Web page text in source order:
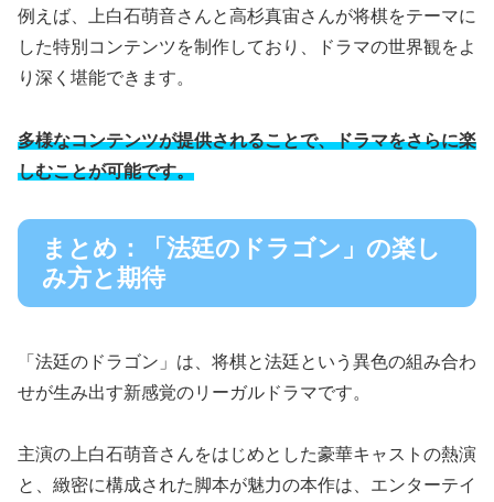
例えば、上白石萌音さんと高杉真宙さんが将棋をテーマに
した特別コンテンツを制作しており、ドラマの世界観をよ
り深く堪能できます。
多様なコンテンツが提供されることで、ドラマをさらに楽
しむことが可能です。
まとめ：「法廷のドラゴン」の楽し
み方と期待
「法廷のドラゴン」は、将棋と法廷という異色の組み合わ
せが生み出す新感覚のリーガルドラマです。
主演の上白石萌音さんをはじめとした豪華キャストの熱演
と、緻密に構成された脚本が魅力の本作は、エンターテイ